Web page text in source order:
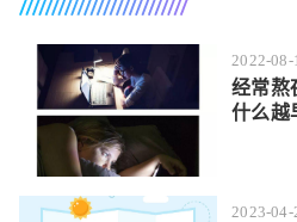
2022-08-
经常熬
什么越
2023-04-